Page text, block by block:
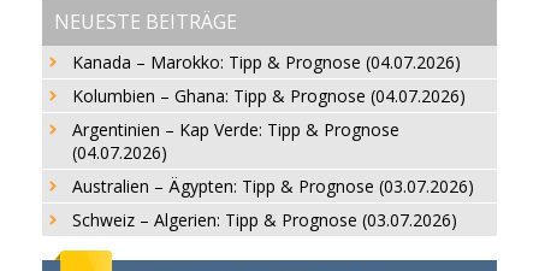
NEUESTE BEITRÄGE
Kanada – Marokko: Tipp & Prognose (04.07.2026)
Kolumbien – Ghana: Tipp & Prognose (04.07.2026)
Argentinien – Kap Verde: Tipp & Prognose
(04.07.2026)
Australien – Ägypten: Tipp & Prognose (03.07.2026)
Schweiz – Algerien: Tipp & Prognose (03.07.2026)